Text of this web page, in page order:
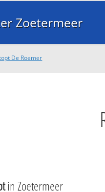
Zoetermeer
De Roemer
in Zoetermeer